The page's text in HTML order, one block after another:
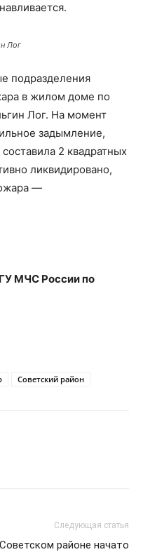
Лог
подразделения
в жилом доме по
Лог. На момент
задымление,
2 квадратных
ликвидировано,
—
МЧС России по
Советский район
Следующая статья
районе начато